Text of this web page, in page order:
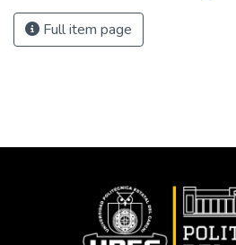
Full item page